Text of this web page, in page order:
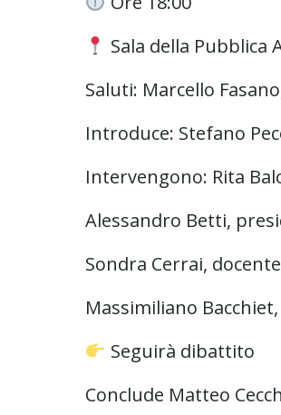
Sala della Pubblica
Saluti: Marcello
Introduce: Stefano
Intervengono: Rita
Alessandro Betti,
Sondra Cerrai,
Massimiliano
Seguirà dibattito
Conclude Matteo